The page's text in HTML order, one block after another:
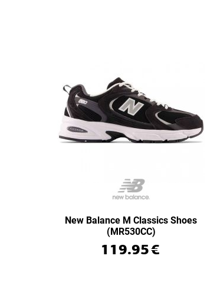
New Balance M Classics Shoes
(MR530CC)
119.95€